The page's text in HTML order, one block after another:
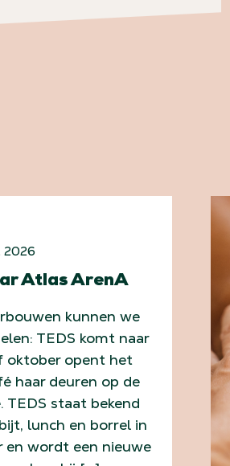
2026
Atlas ArenA
kunnen we
TEDS komt naar
oktober opent het
haar deuren op de
TEDS staat bekend
lunch en borrel in
en wordt een nieuwe